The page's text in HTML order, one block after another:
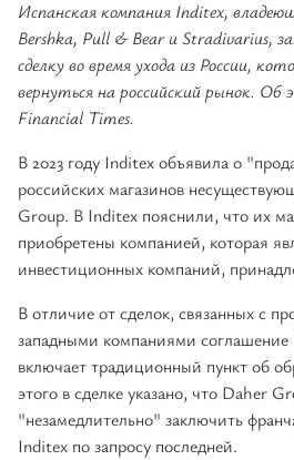
Испанская компания Inditex,
Bershka, Pull & Bear и Stradivarius,
сделку во время ухода из России,
вернуться на российский рынок.
Financial Times.
В 2023 году Inditex объявила о
российских магазинов
Group. В Inditex пояснили, что их
приобретены компанией, которая
инвестиционных компаний,
В отличие от сделок, связанных с
западными компаниями
включает традиционный пункт об
этого в сделке указано, что Daher
"незамедлительно" заключить
Inditex по запросу последней.